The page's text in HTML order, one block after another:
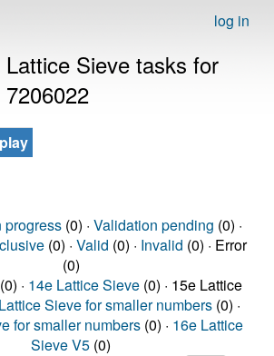
log in
Sieve tasks for
progress(0) · Validation pending (0) ·
(0) · Valid (0) · Invalid (0) · Error
(0)
(0) · 14e Lattice Sieve (0) · 15e Lattice
Sieve for smaller numbers (0) ·
for smaller numbers (0) · 16e Lattice
Sieve V5 (0)